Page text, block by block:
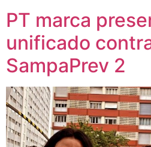
PT marca
unificado
SampaPrev 2